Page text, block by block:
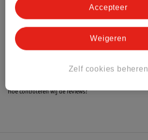
Bestel & Bezorginformatie
Bekijk ook
Alle Korean serum
Hoe controleren wij de reviews?
Zelf cookies beheren
Weigeren
Accepteer